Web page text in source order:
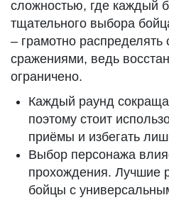
сложностью, где каждый
тщательного выбора
– грамотно
сражениями, ведь
ограничено.
Каждый раунд
поэтому стоит
приёмы и избегать
Выбор персонажа
прохождения. Лучшие
бойцы с